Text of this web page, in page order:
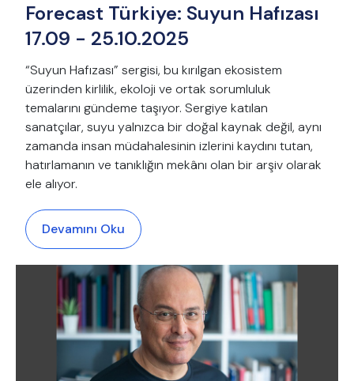
Forecast Türkiye: Suyun Hafızası
17.09 - 25.10.2025
“Suyun Hafızası” sergisi, bu kırılgan ekosistem
üzerinden kirlilik, ekoloji ve ortak sorumluluk
temalarını gündeme taşıyor. Sergiye katılan
sanatçılar, suyu yalnızca bir doğal kaynak değil, aynı
zamanda insan müdahalesinin izlerini kaydını tutan,
hatırlamanın ve tanıklığın mekânı olan bir arşiv olarak
ele alıyor.
Devamını Oku